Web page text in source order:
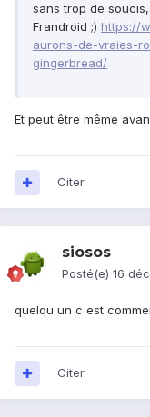
sans trop de
Frandroid ;) https://
aurons-de-vraies-
gingerbread/
Et peut être même
Citer
siosos
Posté(e) 16
quelqu un c est
Citer